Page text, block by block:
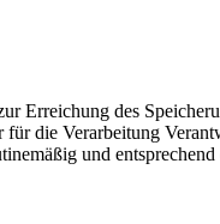
Erreichung des
die Verarbeitung
und